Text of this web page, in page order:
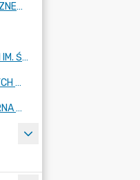
OŚRODEK POMOCY SPOŁECZNEJ W KŁODAWIE
SZKOŁA PODSTAWOWA NR 1 IM. ŚW. JANA PAWŁA II
CENTRUM USŁUG WSPÓLNYCH W KŁODAWIE
OCHOTNICZA STRAŻ POŻARNA W KŁODAWIE